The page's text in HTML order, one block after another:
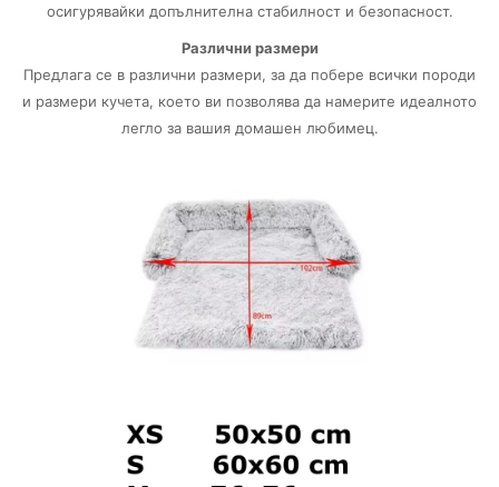
осигурявайки допълнителна стабилност и безопасност.
Различни размери
Предлага се в различни размери, за да побере всички породи
и размери кучета, което ви позволява да намерите идеалното
легло за вашия домашен любимец.